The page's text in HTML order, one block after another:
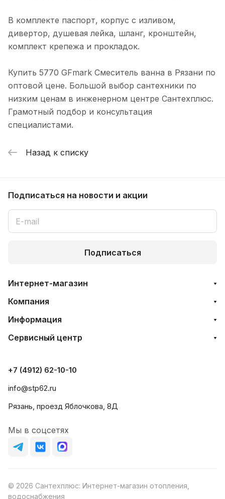
В комплекте паспорт, корпус с изливом,
дивертор, душевая лейка, шланг, кронштейн,
комплект крепежа и прокладок.
Купить 5770 GFmark Смеситель ванна в Рязани по
оптовой цене. Большой выбор сантехники по
низким ценам в инженерном центре Сантехплюс.
Грамотный подбор и консультация
специалистами.
Назад к списку
Подписаться на новости и акции
Подписаться
Интернет-магазин
Компания
Информация
Сервисный центр
+7 (4912) 62-10-10
info@stp62.ru
Рязань, проезд Яблочкова, 8Д
Мы в соцсетях
© 2026 Сантехплюс: Интернет-магазин отопления,
водоснабжения